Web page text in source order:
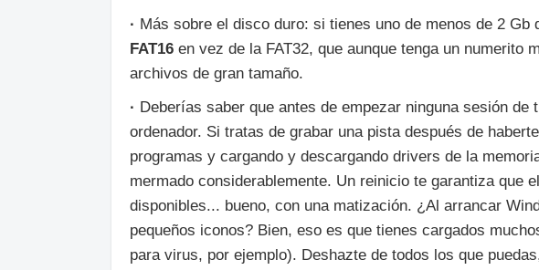
· Más sobre el disco duro: si tienes uno de menos de 2 Gb
FAT16 en vez de la FAT32, que aunque tenga un numerito
archivos de gran tamaño.
· Deberías saber que antes de empezar ninguna sesión de
ordenador. Si tratas de grabar una pista después de
programas y cargando y descargando drivers de la
mermado considerablemente. Un reinicio te garantiza que
disponibles... bueno, con una matización. ¿Al arrancar
pequeños iconos? Bien, eso es que tienes cargados
para virus, por ejemplo). Deshazte de todos los que